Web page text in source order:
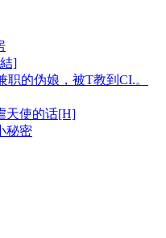
]
的伪娘，被T教到CI.。
天使的话[H]
秘密